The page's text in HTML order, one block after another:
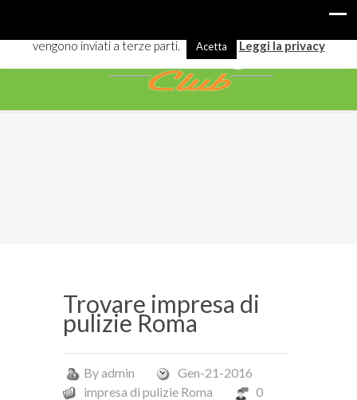
Trovare impresa di
pulizie Roma
Byadmin
Gen-21-2016
impresa di pulizie Roma
0
vengono inviati a terze parti.
Acetta Leggi la privacy